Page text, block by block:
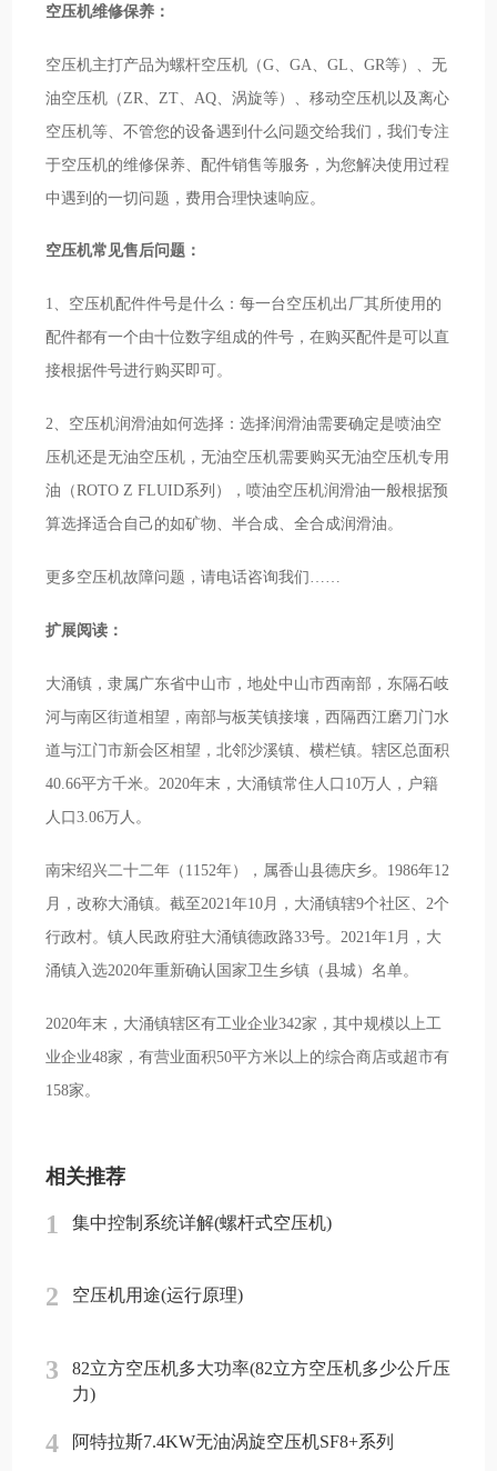
空压机维修保养：
空压机主打产品为螺杆空压机（G、GA、GL、GR等）、无
油空压机（ZR、ZT、AQ、涡旋等）、移动空压机以及离心
空压机等、不管您的设备遇到什么问题交给我们，我们专注
于空压机的维修保养、配件销售等服务，为您解决使用过程
中遇到的一切问题，费用合理快速响应。
空压机常见售后问题：
1、空压机配件件号是什么：每一台空压机出厂其所使用的
配件都有一个由十位数字组成的件号，在购买配件是可以直
接根据件号进行购买即可。
2、空压机润滑油如何选择：选择润滑油需要确定是喷油空
压机还是无油空压机，无油空压机需要购买无油空压机专用
油（ROTO Z FLUID系列），喷油空压机润滑油一般根据预
算选择适合自己的如矿物、半合成、全合成润滑油。
更多空压机故障问题，请电话咨询我们……
扩展阅读：
大涌镇，隶属广东省中山市，地处中山市西南部，东隔石岐
河与南区街道相望，南部与板芙镇接壤，西隔西江磨刀门水
道与江门市新会区相望，北邻沙溪镇、横栏镇。辖区总面积
40.66平方千米。2020年末，大涌镇常住人口10万人，户籍
人口3.06万人。
南宋绍兴二十二年（1152年），属香山县德庆乡。1986年12
月，改称大涌镇。截至2021年10月，大涌镇辖9个社区、2个
行政村。镇人民政府驻大涌镇德政路33号。2021年1月，大
涌镇入选2020年重新确认国家卫生乡镇（县城）名单。
2020年末，大涌镇辖区有工业企业342家，其中规模以上工
业企业48家，有营业面积50平方米以上的综合商店或超市有
158家。
相关推荐
1 集中控制系统详解(螺杆式空压机)
2 空压机用途(运行原理)
3
82立方空压机多大功率(82立方空压机多少公斤压
力)
4 阿特拉斯7.4KW无油涡旋空压机SF8+系列